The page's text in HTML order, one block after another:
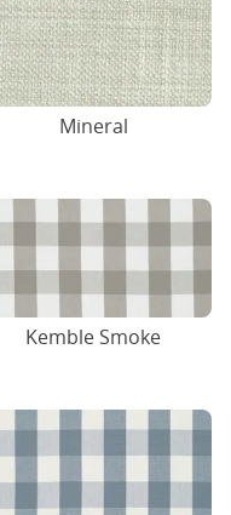
Mineral
Kemble Smoke